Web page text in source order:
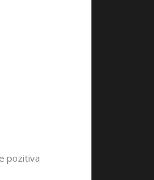
pozitiva